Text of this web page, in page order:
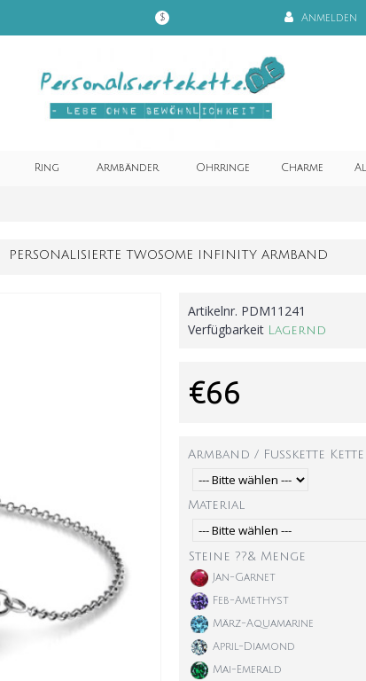
$ Anmelden
Ring Armbänder Ohrringe Charme
PERSONALISIERTE TWOSOME INFINITY ARMBAND
Artikelnr. PDM11241
Verfügbarkeit Lagernd
€66
Armband / Fußkette
Material
Steine ??& Menge
Jan-Garnet
Feb-Amethyst
März-Aquamarine
April-Diamond
Mai-Emerald